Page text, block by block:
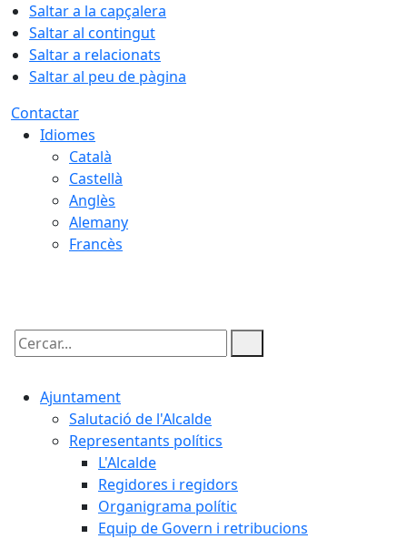
Saltar a la capçalera
Saltar al contingut
Saltar a relacionats
Saltar al peu de pàgina
Contactar
Idiomes
Català
Castellà
Anglès
Alemany
Francès
Cercar:
Ajuntament
Salutació de l'Alcalde
Representants polítics
L'Alcalde
Regidores i regidors
Organigrama polític
Equip de Govern i retribucions